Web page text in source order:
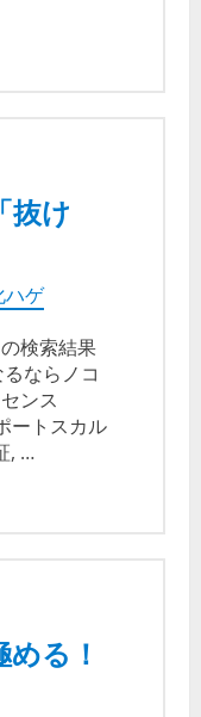
抜け
ハゲ
検索結果
ならノコ
ンス
ートスカル
, …
る！